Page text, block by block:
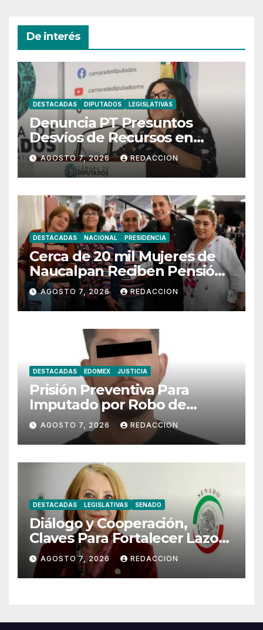
De interés
DESTACADAS DIPUTADOS LEGISLATIVAS
Denuncia PT Presuntos
Desvíos de Recursos en
Municipios de Oaxaca
AGOSTO 7, 2026 REDACCION
DESTACADAS NACIONAL PRESIDENCIA
Cerca de 20 mil Mujeres de
Naucalpan Reciben Pensión
Mujeres Bienestar
AGOSTO 7, 2026 REDACCION
DESTACADAS EDOMEX JUSTICIA
Prisión Preventiva Para
Imputado por Robo de
Motoneta en Chimalhuacán
AGOSTO 7, 2026 REDACCION
DESTACADAS LEGISLATIVAS SENADO
Diálogo y Cooperación,
Claves Para Fortalecer Lazos
Entre México y Perú
AGOSTO 7, 2026 REDACCION